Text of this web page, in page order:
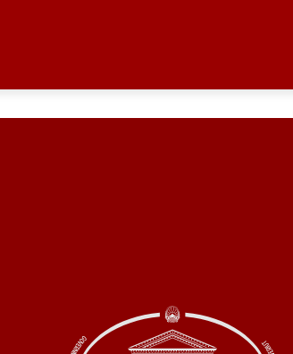
Финансиска